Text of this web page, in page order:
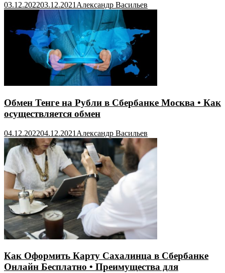
03.12.202203.12.2021 Александр Васильев
Обмен Тенге на Рубли в Сбербанке Москва • Как
осуществляется обмен
04.12.202204.12.2021 Александр Васильев
Как Оформить Карту Сахалинца в Сбербанке
Онлайн Бесплатно • Преимущества для